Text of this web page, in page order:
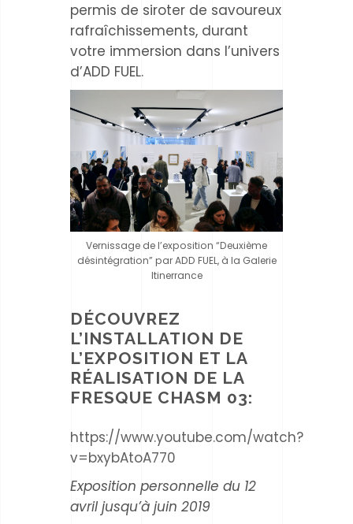
permis de siroter de savoureux
rafraîchissements, durant
votre immersion dans l’univers
d’ADD FUEL.
Vernissage de l’exposition “Deuxième
désintégration” par ADD FUEL, à la Galerie
Itinerrance
DÉCOUVREZ
L’INSTALLATION DE
L’EXPOSITION ET LA
RÉALISATION DE LA
FRESQUE CHASM 03:
https://www.youtube.com/watch?
v=bxybAtoA770
Exposition personnelle du 12
avril jusqu’à juin 2019